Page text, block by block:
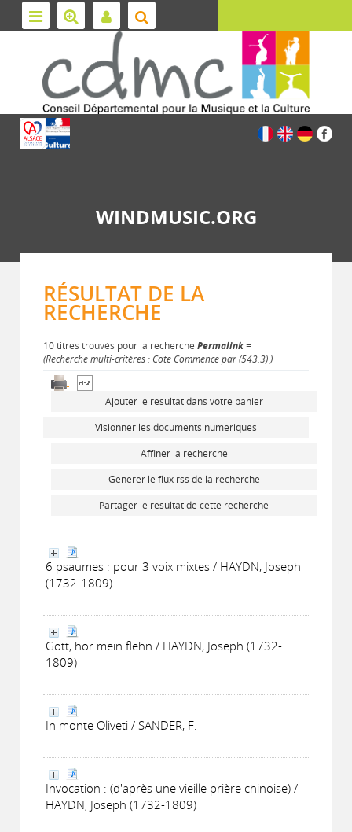
WINDMUSIC.ORG
RÉSULTAT DE LA
RECHERCHE
10 titres trouvés pour la recherche Permalink=
(Recherche multi-critères : Cote Commence par (543.3) )
Ajouter le résultat dans votre panier
Visionner les documents numériques
Affiner la recherche
Générer le flux rss de la recherche
Partager le résultat de cette recherche
6 psaumes : pour 3 voix mixtes / HAYDN, Joseph
(1732-1809)
Gott, hör mein flehn / HAYDN, Joseph (1732-
1809)
In monte Oliveti / SANDER, F.
Invocation : (d'après une vieille prière chinoise) /
HAYDN, Joseph (1732-1809)